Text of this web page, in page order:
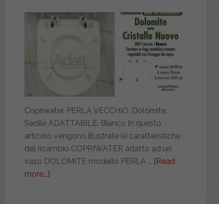
Copriwater. PERLA VECCHIO. Dolomite.
Sedile ADATTABILE. Bianco In questo
articolo vengono illustrate le caratteristiche
del ricambio COPRIWATER adatto ad un
vaso DOLOMITE modello PERLA … [Read
more...]